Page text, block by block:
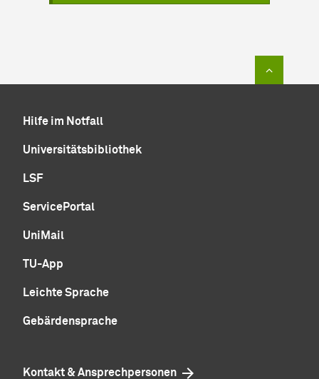
Hilfe im Notfall
Universitätsbibliothek
LSF
ServicePortal
UniMail
TU-App
Leichte Sprache
Gebärdensprache
Kontakt & Ansprechpersonen